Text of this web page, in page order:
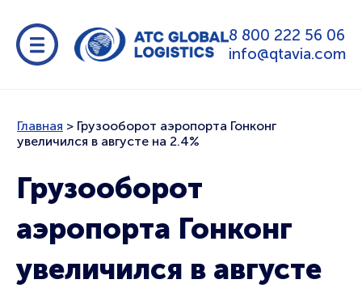
8 800 222 56 06
info@qtavia.com
Главная > Грузооборот аэропорта Гонконг
увеличился в августе на 2.4%
Грузооборот
аэропорта Гонконг
увеличился в августе